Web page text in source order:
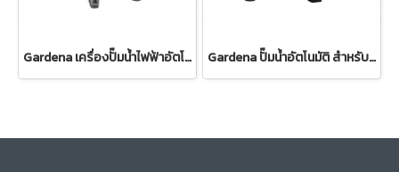
Gardena เครื่องปั๊มน้ำไฟฟ้าอัตโนมัติแบบมีถังอัดแรงดัน 3000/4 (01753-20) Gardena ปั๊มน้ำอัตโนมัติ สำหรับบ้านและสวน 5000/5 LCD (01759-20)